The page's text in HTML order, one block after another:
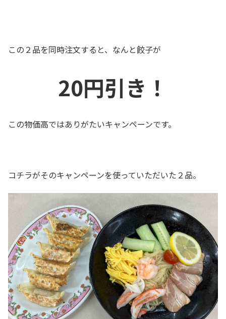
この２品を同時注文すると、なんと餃子が
20円引き！
この物価高ではありがたいキャンペーンです。
コチラがそのキャンペーンを使っていただいた２品。